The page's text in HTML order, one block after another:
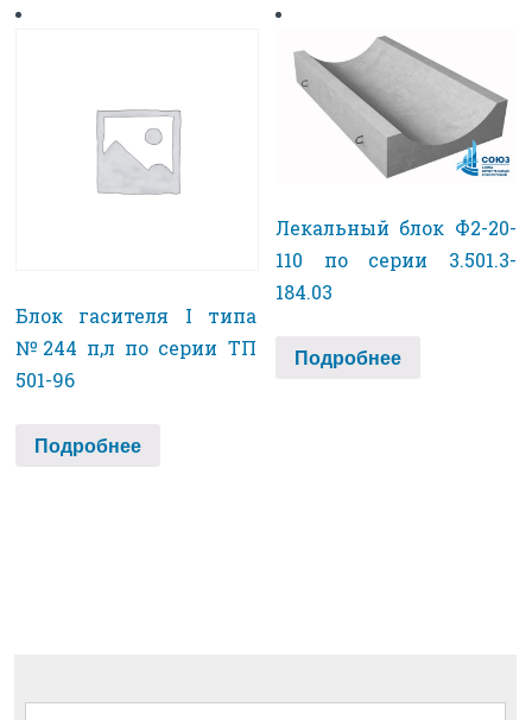
Блок гасителя I типа
№244 п,л по серии ТП
501-96
Подробнее
Лекальный блок Ф2-20-
110 по серии 3.501.3-
184.03
Подробнее
Найти: